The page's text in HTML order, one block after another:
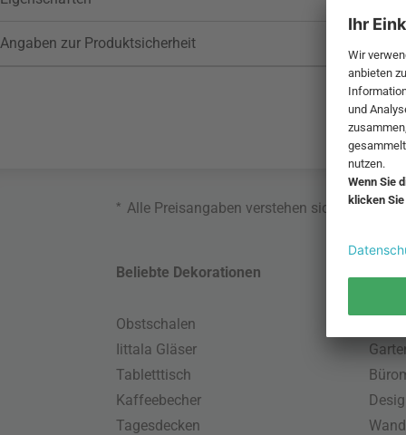
Angaben zur Produktsicherheit
* Alle Preisangaben verstehen sich inklusive
Beliebte Dekorationen
Obstschalen
Iittala Gläser
Tabletttisch
Kaffeebecher
Tagesdecken